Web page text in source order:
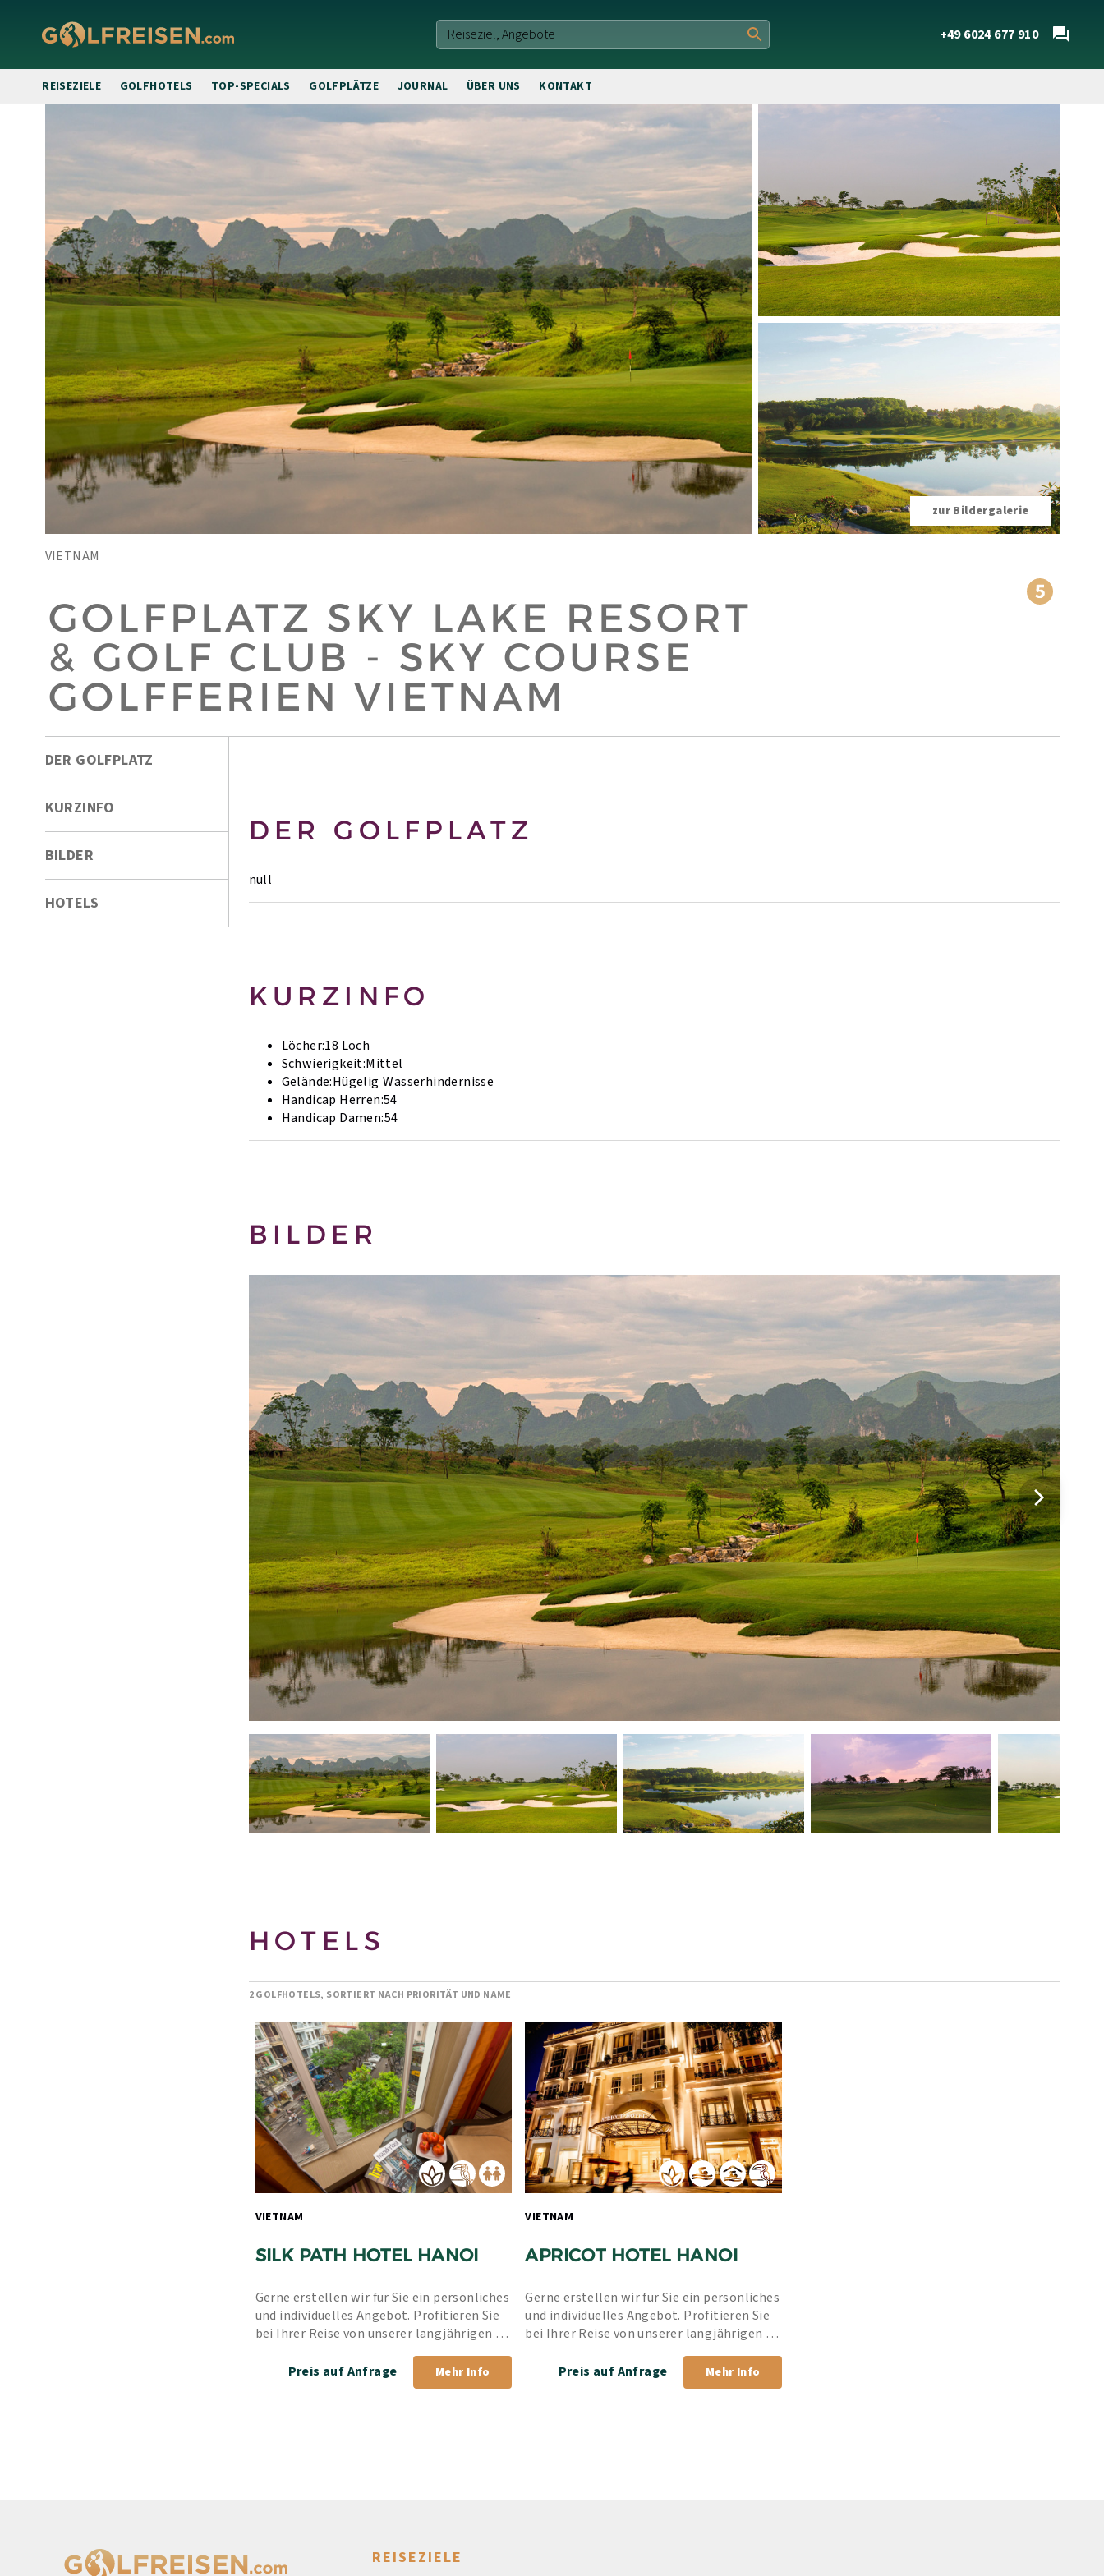
+49 6024 677 910
REISEZIELE GOLFHOTELS TOP-SPECIALS GOLFPLÄTZE JOURNAL ÜBER UNS KONTAKT
zur Bildergalerie
VIETNAM
GOLFPLATZ SKY LAKE RESORT
& GOLF CLUB - SKY COURSE
GOLFFERIEN VIETNAM
DER GOLFPLATZ
KURZINFO
BILDER
HOTELS
DER GOLFPLATZ
null
KURZINFO
Löcher:18 Loch
Schwierigkeit:Mittel
Gelände:Hügelig Wasserhindernisse
Handicap Herren:54
Handicap Damen:54
BILDER
HOTELS
2 GOLFHOTELS, SORTIERT NACH PRIORITÄT UND NAME
SILK PATH HOTEL HANOI
Gerne erstellen wir für Sie ein persönliches
und individuelles Angebot. Profitieren Sie
bei Ihrer Reise von unserer langjährigen
Erfahrung und unserer Bestpreis-Garantie.
Preis auf Anfrage
Mehr Info
APRICOT HOTEL HANOI
Gerne erstellen wir für Sie ein persönliches
und individuelles Angebot. Profitieren Sie
bei Ihrer Reise von unserer langjährigen
Erfahrung und unserer Bestpreis-Garantie.
Preis auf Anfrage
Mehr Info
REISEZIELE